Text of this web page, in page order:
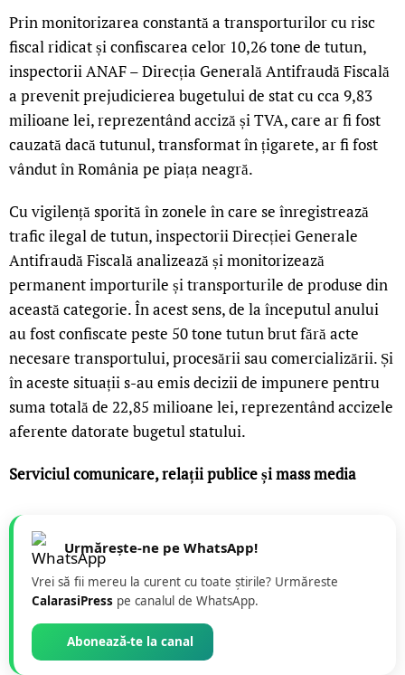
Prin monitorizarea constantă a transporturilor cu risc
fiscal ridicat și confiscarea celor 10,26 tone de tutun,
inspectorii ANAF – Direcția Generală Antifraudă Fiscală
a prevenit prejudicierea bugetului de stat cu cca 9,83
milioane lei, reprezentând acciză și TVA, care ar fi fost
cauzată dacă tutunul, transformat în țigarete, ar fi fost
vândut în România pe piața neagră.
Cu vigilență sporită în zonele în care se înregistrează
trafic ilegal de tutun, inspectorii Direcției Generale
Antifraudă Fiscală analizează și monitorizează
permanent importurile și transporturile de produse din
această categorie. În acest sens, de la începutul anului
au fost confiscate peste 50 tone tutun brut fără acte
necesare transportului, procesării sau comercializării. Și
în aceste situații s-au emis decizii de impunere pentru
suma totală de 22,85 milioane lei, reprezentând accizele
aferente datorate bugetul statului.
Serviciul comunicare, relații publice și mass media
Urmărește-ne pe WhatsApp!
Vrei să fii mereu la curent cu toate știrile? Urmăreste
CalarasiPress pe canalul de WhatsApp.
Abonează-te la canal